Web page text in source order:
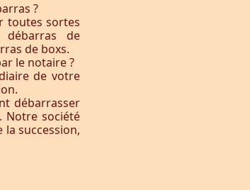
?
toutes sortes
débarras de
de boxs.
le notaire ?
de votre
débarrasser
Notre société
succession,